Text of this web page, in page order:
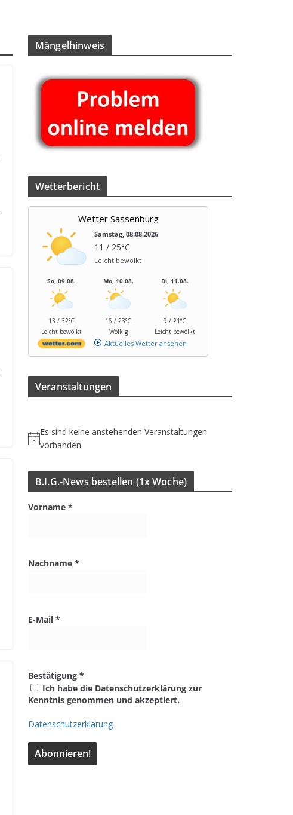
Män­gel­hin­weis
Wet­ter­be­richt
Wetter Sassenburg
Samstag, 08.08.2026
11 / 25°C
Leicht bewölkt
So, 09.08.
13 / 32°C
Leicht bewölkt
Mo, 10.08.
16 / 23°C
Wolkig
Di, 11.08.
9 / 21°C
Leicht bewölkt
Aktuelles Wetter ansehen
Ver­an­stal­tun­gen
H
n
i
Es sind keine anstehenden Veranstaltungen
vorhanden.
B.I.G.-News bestel­len (1x Woche)
Vorname *
Nachname *
E-Mail *
Bestätigung *
Ich habe die Datenschutzerklärung zur
Kenntnis genommen und akzeptiert.
Datenschutzerklärung